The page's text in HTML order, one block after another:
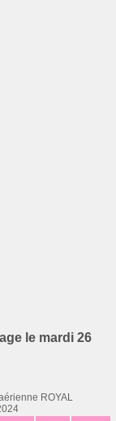
le mardi 26
ROYAL